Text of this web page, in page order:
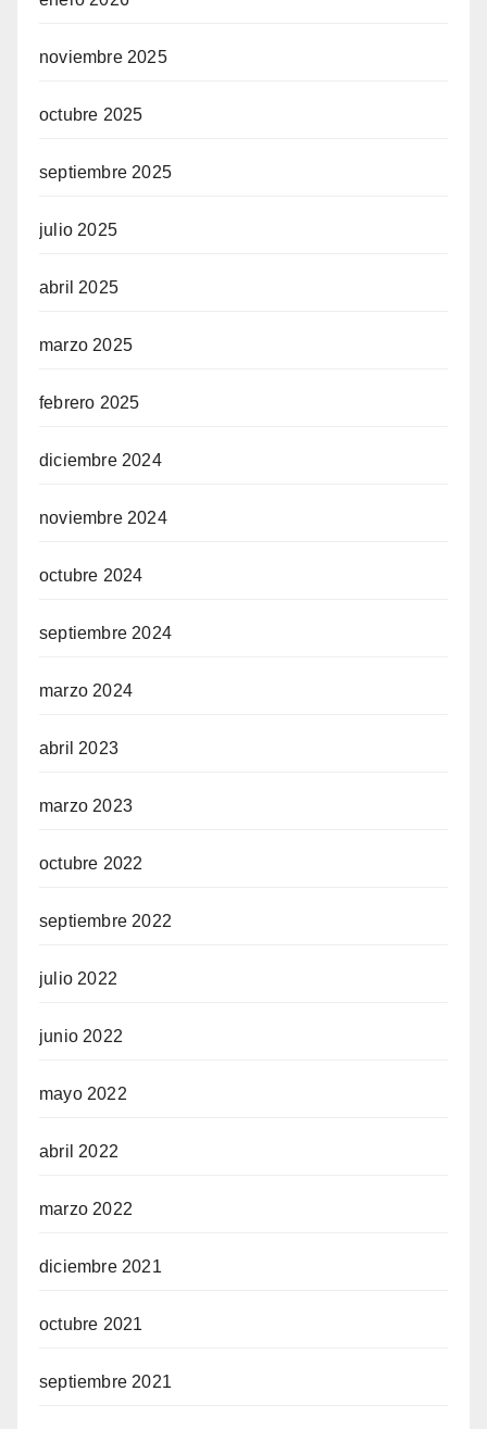
noviembre 2025
octubre 2025
septiembre 2025
julio 2025
abril 2025
marzo 2025
febrero 2025
diciembre 2024
noviembre 2024
octubre 2024
septiembre 2024
marzo 2024
abril 2023
marzo 2023
octubre 2022
septiembre 2022
julio 2022
junio 2022
mayo 2022
abril 2022
marzo 2022
diciembre 2021
octubre 2021
septiembre 2021